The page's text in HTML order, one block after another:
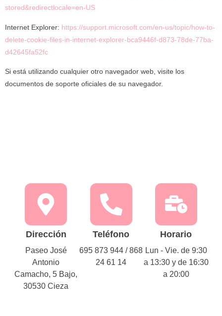
stored&redirectlocale=en-US
Internet Explorer: https://support.microsoft.com/en-us/topic/how-to-
delete-cookie-files-in-internet-explorer-bca9446f-d873-78de-77ba-
d42645fa52fc
Si está utilizando cualquier otro navegador web, visite los
documentos de soporte oficiales de su navegador.
Dirección
Paseo José
Antonio
Camacho, 5 Bajo,
30530 Cieza​
Teléfono
695 873 944 / 868
24 61 14
Horario
Lun - Vie. de 9:30
a 13:30 y de 16:30
a 20:00